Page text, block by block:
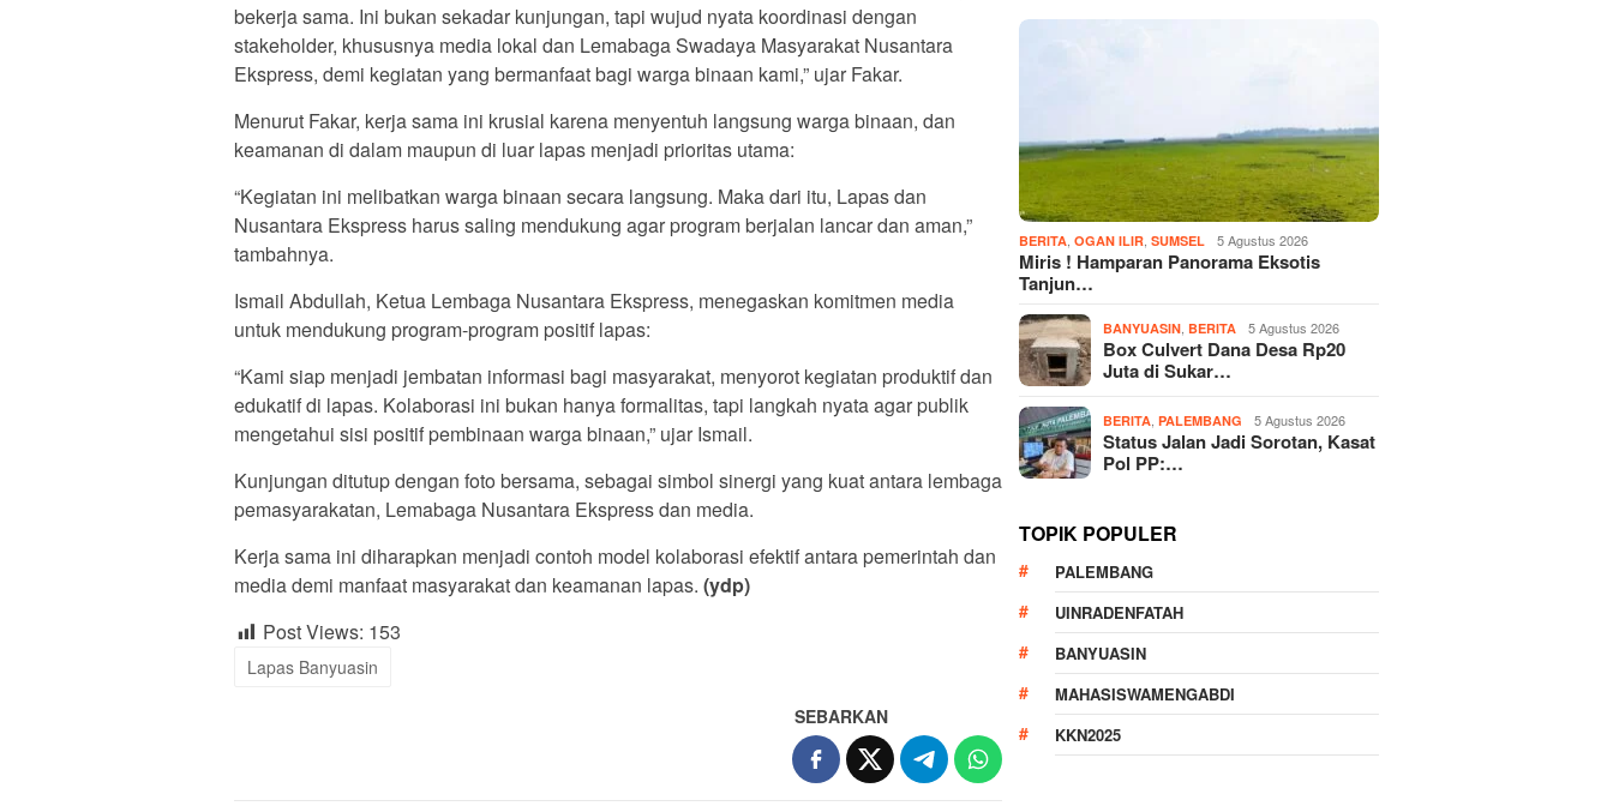
bekerja sama. Ini bukan sekadar kunjungan, tapi wujud nyata koordinasi dengan
stakeholder, khususnya media lokal dan Lemabaga Swadaya Masyarakat Nusantara
Ekspress, demi kegiatan yang bermanfaat bagi warga binaan kami,” ujar Fakar.
Menurut Fakar, kerja sama ini krusial karena menyentuh langsung warga binaan, dan
keamanan di dalam maupun di luar lapas menjadi prioritas utama:
“Kegiatan ini melibatkan warga binaan secara langsung. Maka dari itu, Lapas dan
Nusantara Ekspress harus saling mendukung agar program berjalan lancar dan aman,”
tambahnya.
Ismail Abdullah, Ketua Lembaga Nusantara Ekspress, menegaskan komitmen media
untuk mendukung program-program positif lapas:
“Kami siap menjadi jembatan informasi bagi masyarakat, menyorot kegiatan produktif dan
edukatif di lapas. Kolaborasi ini bukan hanya formalitas, tapi langkah nyata agar publik
mengetahui sisi positif pembinaan warga binaan,” ujar Ismail.
Kunjungan ditutup dengan foto bersama, sebagai simbol sinergi yang kuat antara lembaga
pemasyarakatan, Lemabaga Nusantara Ekspress dan media.
Kerja sama ini diharapkan menjadi contoh model kolaborasi efektif antara pemerintah dan
media demi manfaat masyarakat dan keamanan lapas. (ydp)
Post Views: 153
Lapas Banyuasin
SEBARKAN
BERITA,OGAN ILIR,SUMSEL 5 Agustus 2026
Miris ! Hamparan Panorama Eksotis
Tanjun…
BANYUASIN,BERITA 5 Agustus 2026
Box Culvert Dana Desa Rp20
Juta di Sukar…
BERITA,PALEMBANG 5 Agustus 2026
Status Jalan Jadi Sorotan, Kasat
Pol PP:…
TOPIK POPULER
PALEMBANG
UINRADENFATAH
BANYUASIN
MAHASISWAMENGABDI
KKN2025